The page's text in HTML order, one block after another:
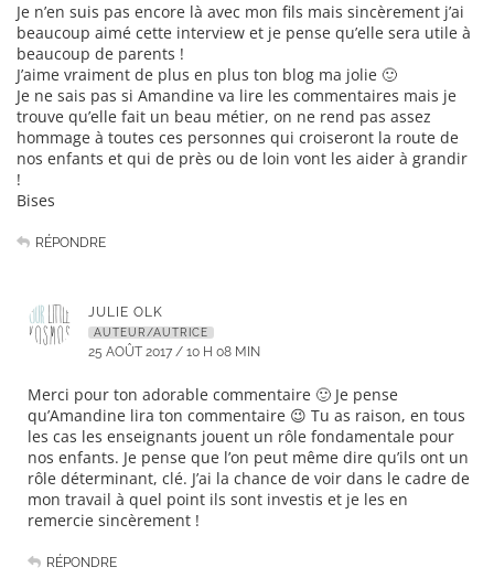
Je n’en suis pas encore là avec mon fils mais sincèrement j’ai
beaucoup aimé cette interview et je pense qu’elle sera utile à
beaucoup de parents !
J’aime vraiment de plus en plus ton blog ma jolie 🙂
Je ne sais pas si Amandine va lire les commentaires mais je
trouve qu’elle fait un beau métier, on ne rend pas assez
hommage à toutes ces personnes qui croiseront la route de
nos enfants et qui de près ou de loin vont les aider à grandir
!
Bises
RÉPONDRE
JULIE OLK
AUTEUR/AUTRICE
25 AOÛT 2017 / 10 H 08 MIN
Merci pour ton adorable commentaire 🙂 Je pense
qu’Amandine lira ton commentaire 😉 Tu as raison, en tous
les cas les enseignants jouent un rôle fondamentale pour
nos enfants. Je pense que l’on peut même dire qu’ils ont un
rôle déterminant, clé. J’ai la chance de voir dans le cadre de
mon travail à quel point ils sont investis et je les en
remercie sincèrement !
RÉPONDRE